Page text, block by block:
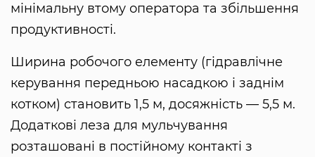
мінімальну втому оператора та збільшення
продуктивності.
Ширина робочого елементу (гідравлічне
керування передньою насадкою і заднім
котком) становить 1,5 м, досяжність — 5,5 м.
Додаткові леза для мульчування
розташовані в постійному контакті з